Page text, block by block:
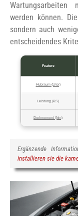
werden können.
sondern auch
entscheidendes
Feature
Hubraum (Liter)
Leistung (PS)
Drehmoment (Nm)
Ergänzende
installieren sie die